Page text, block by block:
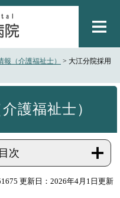
報（介護福祉士） > 大江分院採用
護福祉士）
次
更新日：2026年4月1日更新